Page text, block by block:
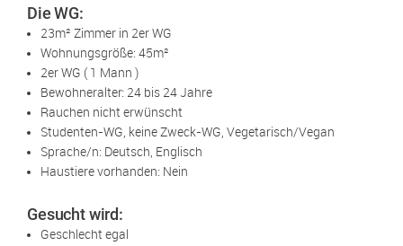
Die WG:
23m² Zimmer in 2er WG
Wohnungsgröße: 45m²
2er WG ( 1 Mann )
Bewohneralter: 24 bis 24 Jahre
Rauchen nicht erwünscht
Studenten-WG, keine Zweck-WG, Vegetarisch/Vegan
Sprache/n: Deutsch, Englisch
Haustiere vorhanden: Nein
Gesucht wird:
Geschlecht egal